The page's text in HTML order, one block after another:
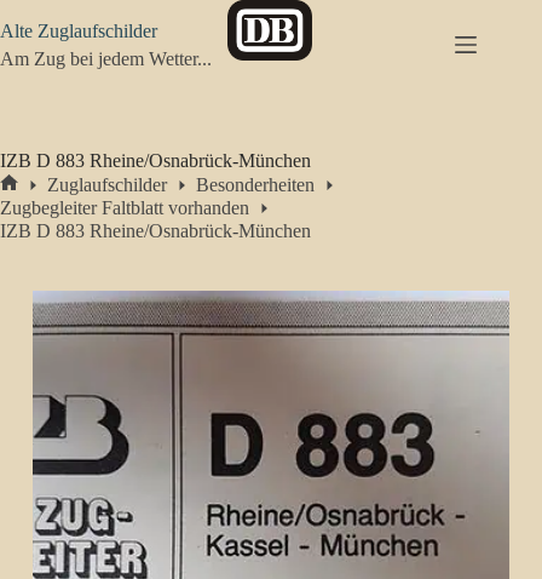
Inhalt
springen
Alte Zuglaufschilder
Am Zug bei jedem Wetter...
IZB D 883 Rheine/Osnabrück-München
Start
Zuglaufschilder
Besonderheiten
Zugbegleiter Faltblatt vorhanden
IZB D 883 Rheine/Osnabrück-München